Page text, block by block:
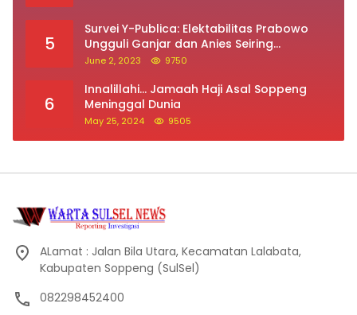
5
Survei Y-Publica: Elektabilitas Prabowo
Ungguli Ganjar dan Anies Seiring
Kepuasan Terhadap Jokowi Naik
June 2, 2023 9750
6
Innalillahi… Jamaah Haji Asal Soppeng
Meninggal Dunia
May 25, 2024 9505
ALamat : Jalan Bila Utara, Kecamatan Lalabata,
Kabupaten Soppeng (SulSel)
082298452400